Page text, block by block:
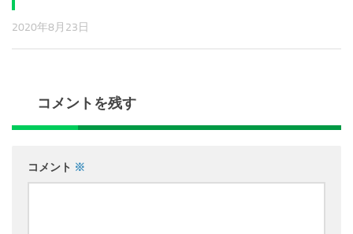
2020年8月23日
コメントを残す
コメント ※